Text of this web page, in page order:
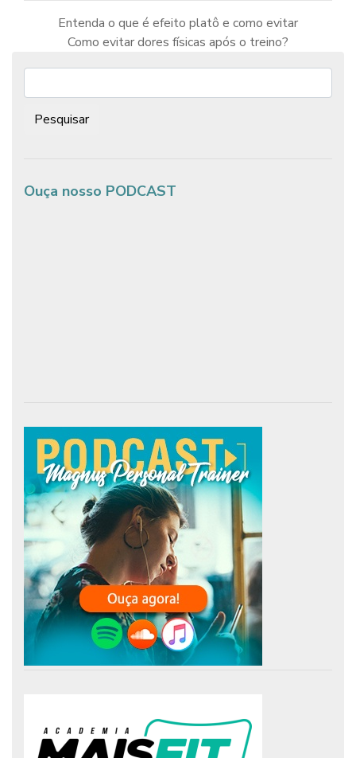
Navegação
Post
Entenda o que é efeito platô e como evitar
Como evitar dores físicas após o treino?
Ouça nosso PODCAST